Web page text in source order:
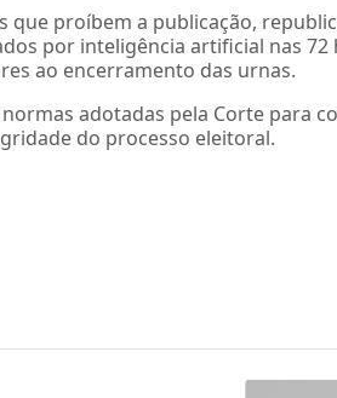
que proíbem a publicação,
por inteligência artificial nas 72
ao encerramento das urnas.
adotadas pela Corte para
do processo eleitoral.